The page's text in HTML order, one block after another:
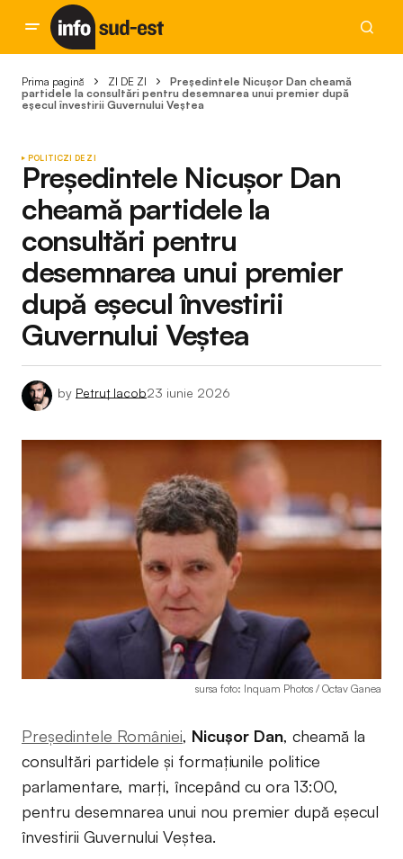
Prima pagină ZI DE ZI
Președintele Nicușor Dan cheamă
partidele la consultări pentru desemnarea unui premier după
eșecul învestirii Guvernului Veștea
POLITICZI DE ZI
Președintele Nicușor Dan
cheamă partidele la
consultări pentru
desemnarea unui premier
după eșecul învestirii
Guvernului Veștea
by Petruț Iacob23 iunie 2026
sursa foto: Inquam Photos / Octav Ganea
Președintele României, Nicușor Dan, cheamă la
consultări partidele și formațiunile politice
parlamentare, marți, începând cu ora 13:00,
pentru desemnarea unui nou premier după eșecul
învestirii Guvernului Veștea.